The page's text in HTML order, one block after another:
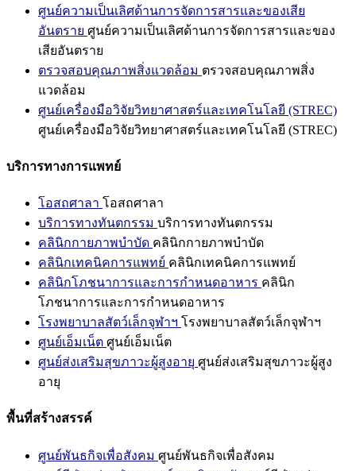
ศูนย์ความเป็นเลิศด้านการจัดการสารและของเสีย
อันตราย ศูนย์ความเป็นเลิศด้านการจัดการสารและของ
เสียอันตราย
ตรวจสอบคุณภาพสิ่งแวดล้อม ตรวจสอบคุณภาพสิ่ง
แวดล้อม
ศูนย์เครื่องมือวิจัยวิทยาศาสตร์และเทคโนโลยี (STREC)
ศูนย์เครื่องมือวิจัยวิทยาศาสตร์และเทคโนโลยี (STREC)
บริการทางการแพทย์
โอสถศาลา โอสถศาลา
บริการทางทันตกรรม บริการทางทันตกรรม
คลินิกกายภาพบำบัด คลินิกกายภาพบำบัด
คลินิกเทคนิคการแพทย์ คลินิกเทคนิคการแพทย์
คลินิกโภชนาการและการกำหนดอาหาร คลินิก
โภชนาการและการกำหนดอาหาร
โรงพยาบาลสัตว์เล็กจุฬาฯ โรงพยาบาลสัตว์เล็กจุฬาฯ
ศูนย์เอ็มเน็ต ศูนย์เอ็มเน็ต
ศูนย์ส่งเสริมสุขภาวะผู้สูงอายุ ศูนย์ส่งเสริมสุขภาวะผู้สูง
อายุ
พื้นที่สร้างสรรค์
ศูนย์พันธกิจเพื่อสังคม ศูนย์พันธกิจเพื่อสังคม